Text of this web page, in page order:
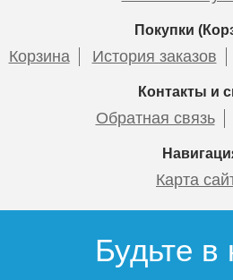
Покупки
Корзина История заказов
Контакты и
Обратная связь
Карта
Будьте в